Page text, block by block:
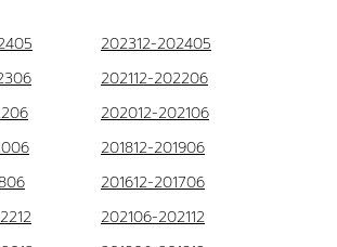
202312-202405
202112-202206
202012-202106
201812-201906
201612-201706
202106-202112